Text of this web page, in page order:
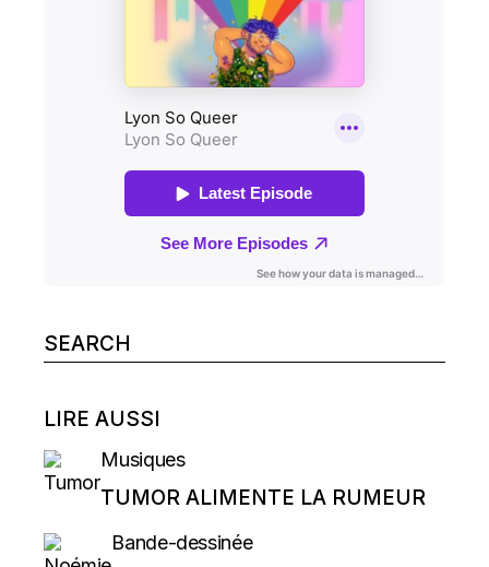
Search
for:
LIRE AUSSI
Musiques
TUMOR ALIMENTE LA RUMEUR
Bande-dessinée